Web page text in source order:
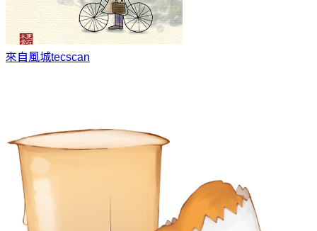
來自風城tecscan